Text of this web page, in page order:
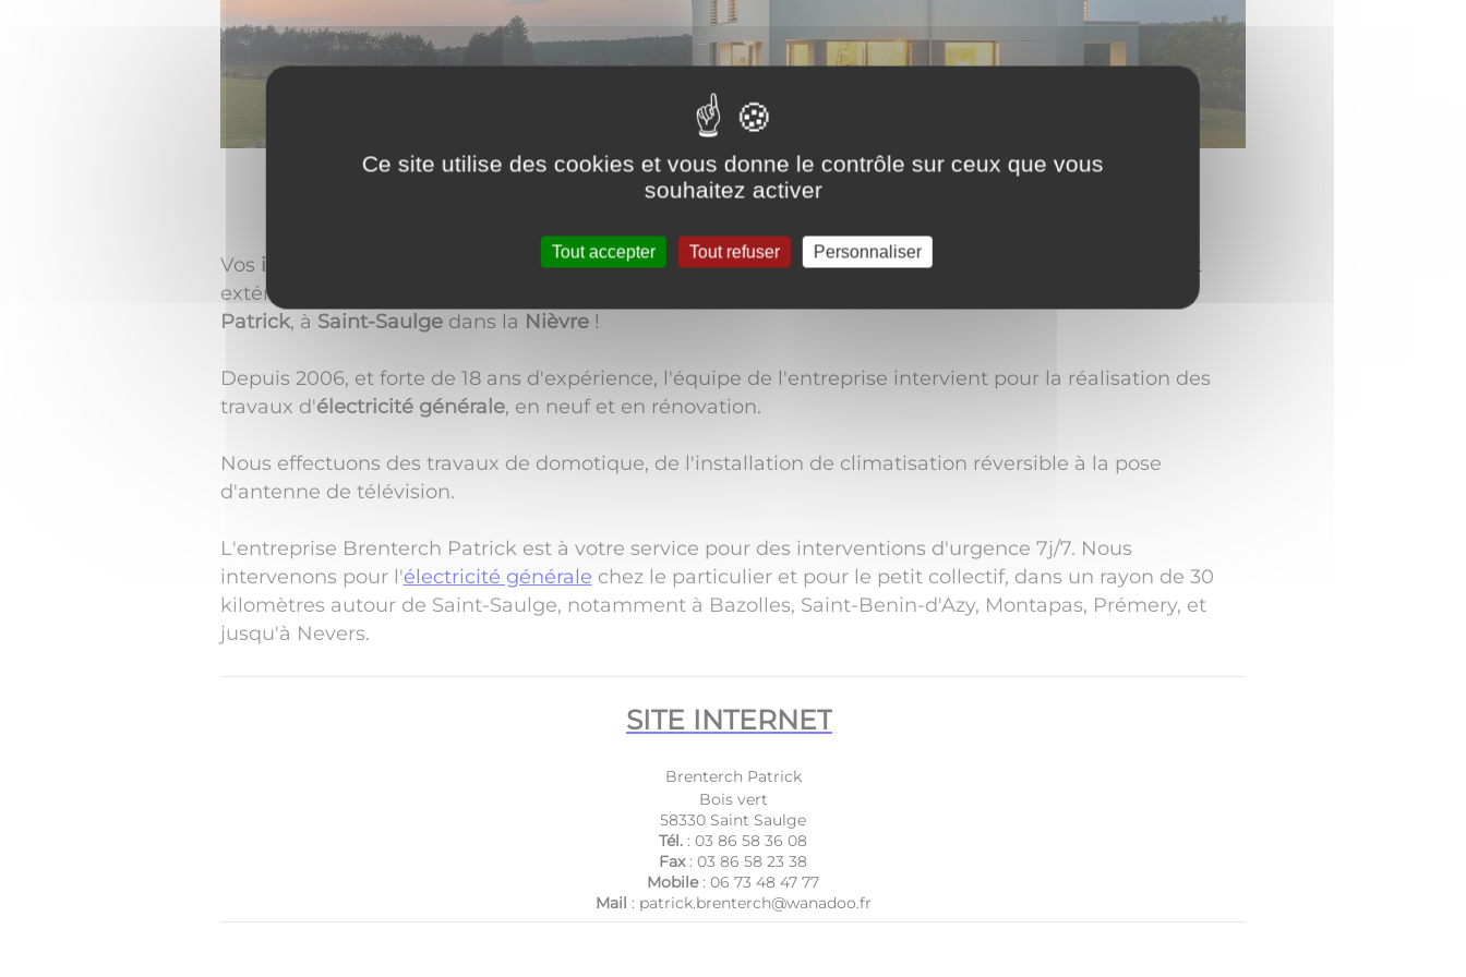
Vos installations électriques
sont défectueuses ? Vous souhaitez changer votre éclairage intérieur et
extérieur ? Vous avez des problèmes avec votre chauffage ? Faites appel à l'entreprise
Patrick, à Saint-Saulge dans la Nièvre !
Depuis 2006, et forte de 18 ans d'expérience, l'équipe de l'entreprise intervient pour la réalisation des
travaux d'électricité générale, en neuf et en rénovation.
Nous effectuons des travaux de domotique, de l'installation de climatisation réversible à la pose
d'antenne de télévision.
L'entreprise Brenterch Patrick est à votre service pour des interventions d'urgence 7j/7. Nous
intervenons pour l'électricité générale chez le particulier et pour le petit collectif, dans un rayon de 30
kilomètres autour de Saint-Saulge, notamment à Bazolles, Saint-Benin-d'Azy, Montapas, Prémery, et
jusqu'à Nevers.
SITE INTERNET
Brenterch Patrick
Bois vert
58330 Saint Saulge
Tél. : 03 86 58 36 08
Fax: 03 86 58 23 38
Mobile: 06 73 48 47 77
Mail : patrick.brenterch@wanadoo.fr
Ce site utilise des cookies et vous donne le contrôle sur ceux que vous
souhaitez activer
Tout accepter Tout refuser Personnaliser